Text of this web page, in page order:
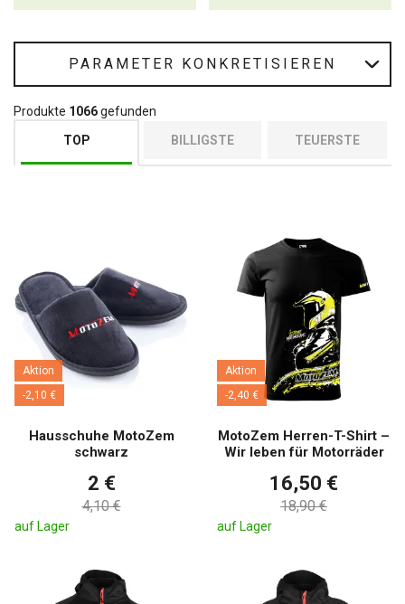
PARAMETER KONKRETISIEREN
Produkte 1066gefunden
TOP
BILLIGSTE TEUERSTE
Aktion
-2,10 €
Hausschuhe MotoZem
schwarz
2 €
4,10 €
auf Lager
Aktion
-2,40 €
MotoZem Herren-T-Shirt –
Wir leben für Motorräder
16,50 €
18,90 €
auf Lager